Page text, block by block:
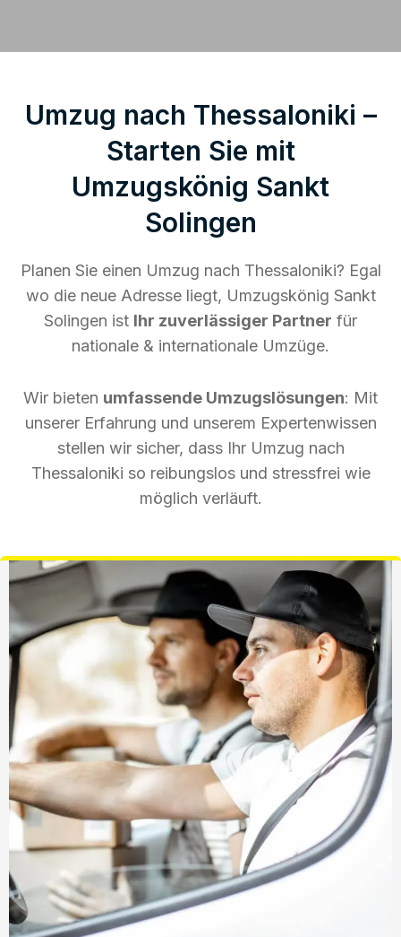
Umzug nach Thessaloniki –
Starten Sie mit
Umzugskönig Sankt
Solingen
Planen Sie einen Umzug nach Thessaloniki? Egal
wo die neue Adresse liegt, Umzugskönig Sankt
Solingen ist Ihr zuverlässiger Partner für
nationale & internationale Umzüge.
Wir bieten umfassende Umzugslösungen: Mit
unserer Erfahrung und unserem Expertenwissen
stellen wir sicher, dass Ihr Umzug nach
Thessaloniki so reibungslos und stressfrei wie
möglich verläuft.